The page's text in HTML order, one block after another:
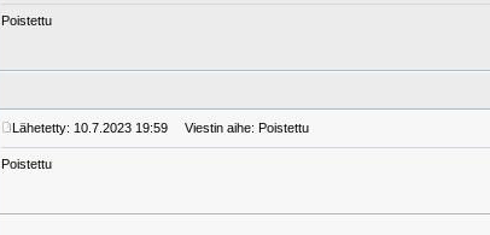
Poistettu
Lähetetty: 10.7.2023 19:59 Viestin aihe: Poistettu
Poistettu